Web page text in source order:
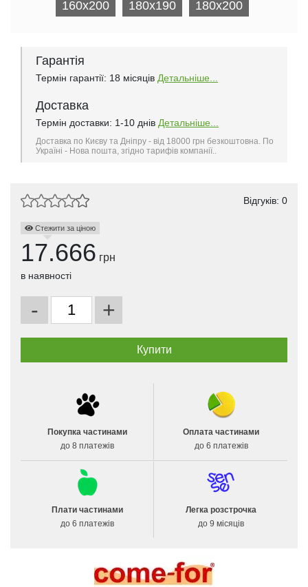
160x200
180x190 180x200
Гарантія
Термін гарантії: 18 місяців Детальніше...
Доставка
Термін доставки: 1-10 днів Детальніше...
Доставка по Києву та Дніпру - від 18000 грн безкоштовна. По
Україні - Нова пошта, згідно тарифів компанії..
Відгуків: 0
Стежити за ціною
17.666 грн
в наявності
- +
Покупка частинами
до 8 платежів
Оплата частинами
до 6 платежів
Плати частинами
до 6 платежів
Легка розстрочка
до 9 місяців